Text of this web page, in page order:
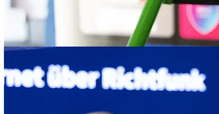
Älterer Teilnehmer im Austausch vor einem TMT-Banner